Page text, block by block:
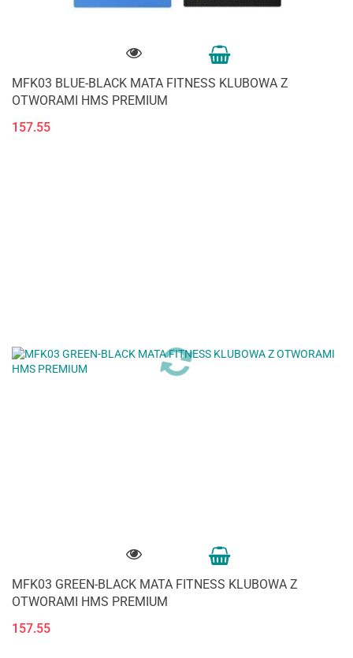
MFK03 BLUE-BLACK MATA FITNESS KLUBOWA Z
OTWORAMI HMS PREMIUM
157.55
MFK03 GREEN-BLACK MATA FITNESS KLUBOWA Z
OTWORAMI HMS PREMIUM
157.55